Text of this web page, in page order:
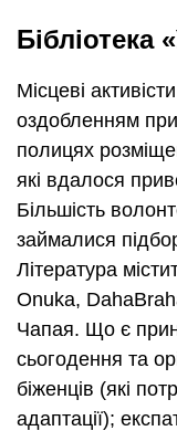
Бібліотека
Місцеві
оздобленням
полицях
які вдалося
Більшість
займалися
Література
Onuka,
Чапая. Що є
сьогодення та
біженців (які
адаптації);